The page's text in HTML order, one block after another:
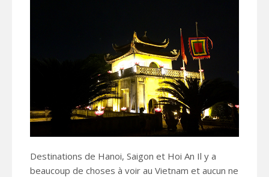
Destinations de Hanoi, Saigon et Hoi An Il y a
beaucoup de choses à voir au Vietnam et aucun ne